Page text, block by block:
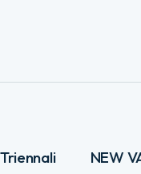
NEW